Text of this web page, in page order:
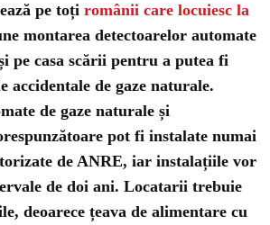
pe toți românii care locuiesc la
montarea detectoarelor automate
pe casa scării pentru a putea fi
accidentale de gaze naturale.
de gaze naturale și
pot fi instalate numai
de ANRE, iar instalațiile vor
de doi ani. Locatarii trebuie
deoarece țeava de alimentare cu